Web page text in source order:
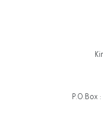
P.O.Box